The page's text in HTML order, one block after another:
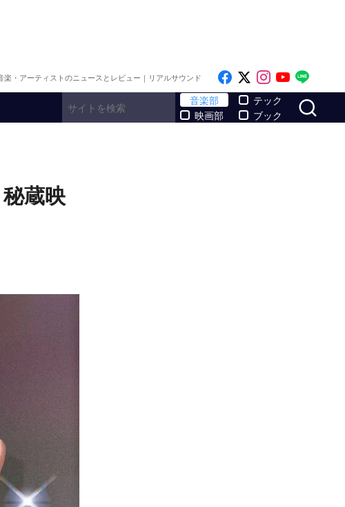
楽・アーティストのニュースとレビュー｜リアルサウンド Like on Facebook
Follow on x
Follow on
Follow
音楽部
映画部
テック
ブック
蔵映